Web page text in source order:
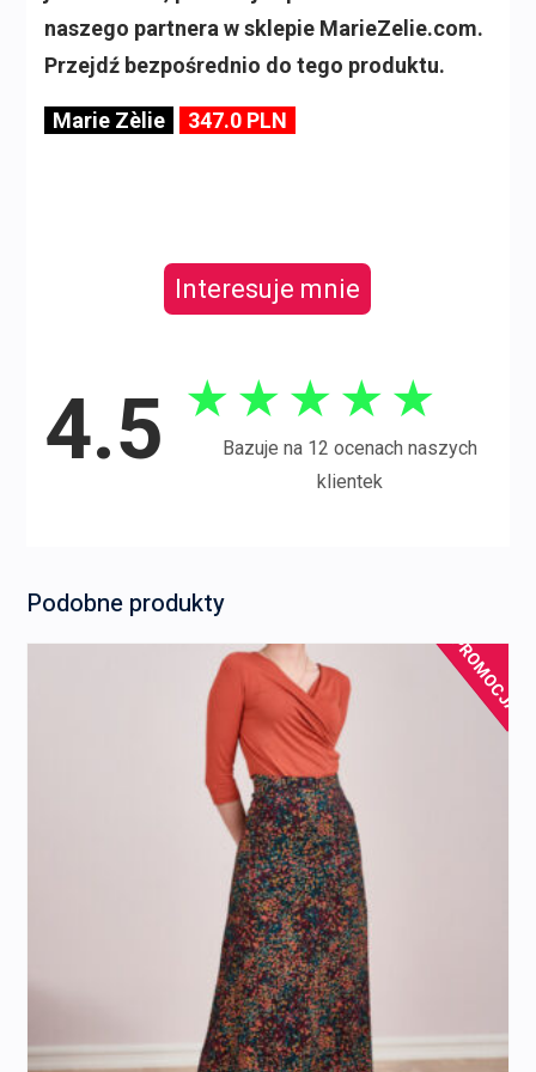
naszego partnera w sklepie MarieZelie.com.
Przejdź bezpośrednio do tego produktu.
Marie Zèlie 347.0 PLN
Interesuje mnie
4.5 ★ ★ ★ ★ ★
Bazuje na 12 ocenach naszych
klientek
Podobne produkty
PROMOCJA!